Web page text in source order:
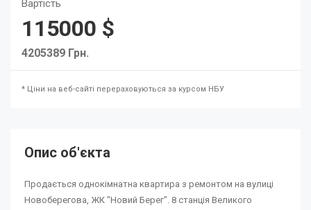
Вартість
115000 $
4205389 Грн.
* Ціни на веб-сайті перераховуються за курсом НБУ
Опис об'єкта
Продається однокімнатна квартира з ремонтом на вулиці
Новоберегова, ЖК "Новий Берег". 8 станція Великого